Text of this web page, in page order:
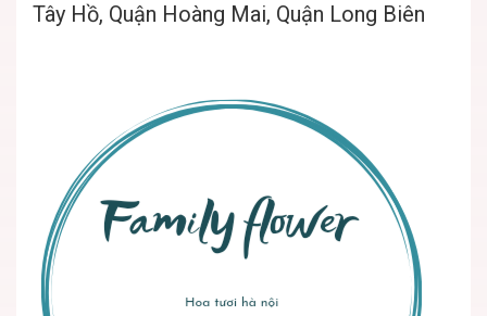
Tây Hồ, Quận Hoàng Mai, Quận Long Biên